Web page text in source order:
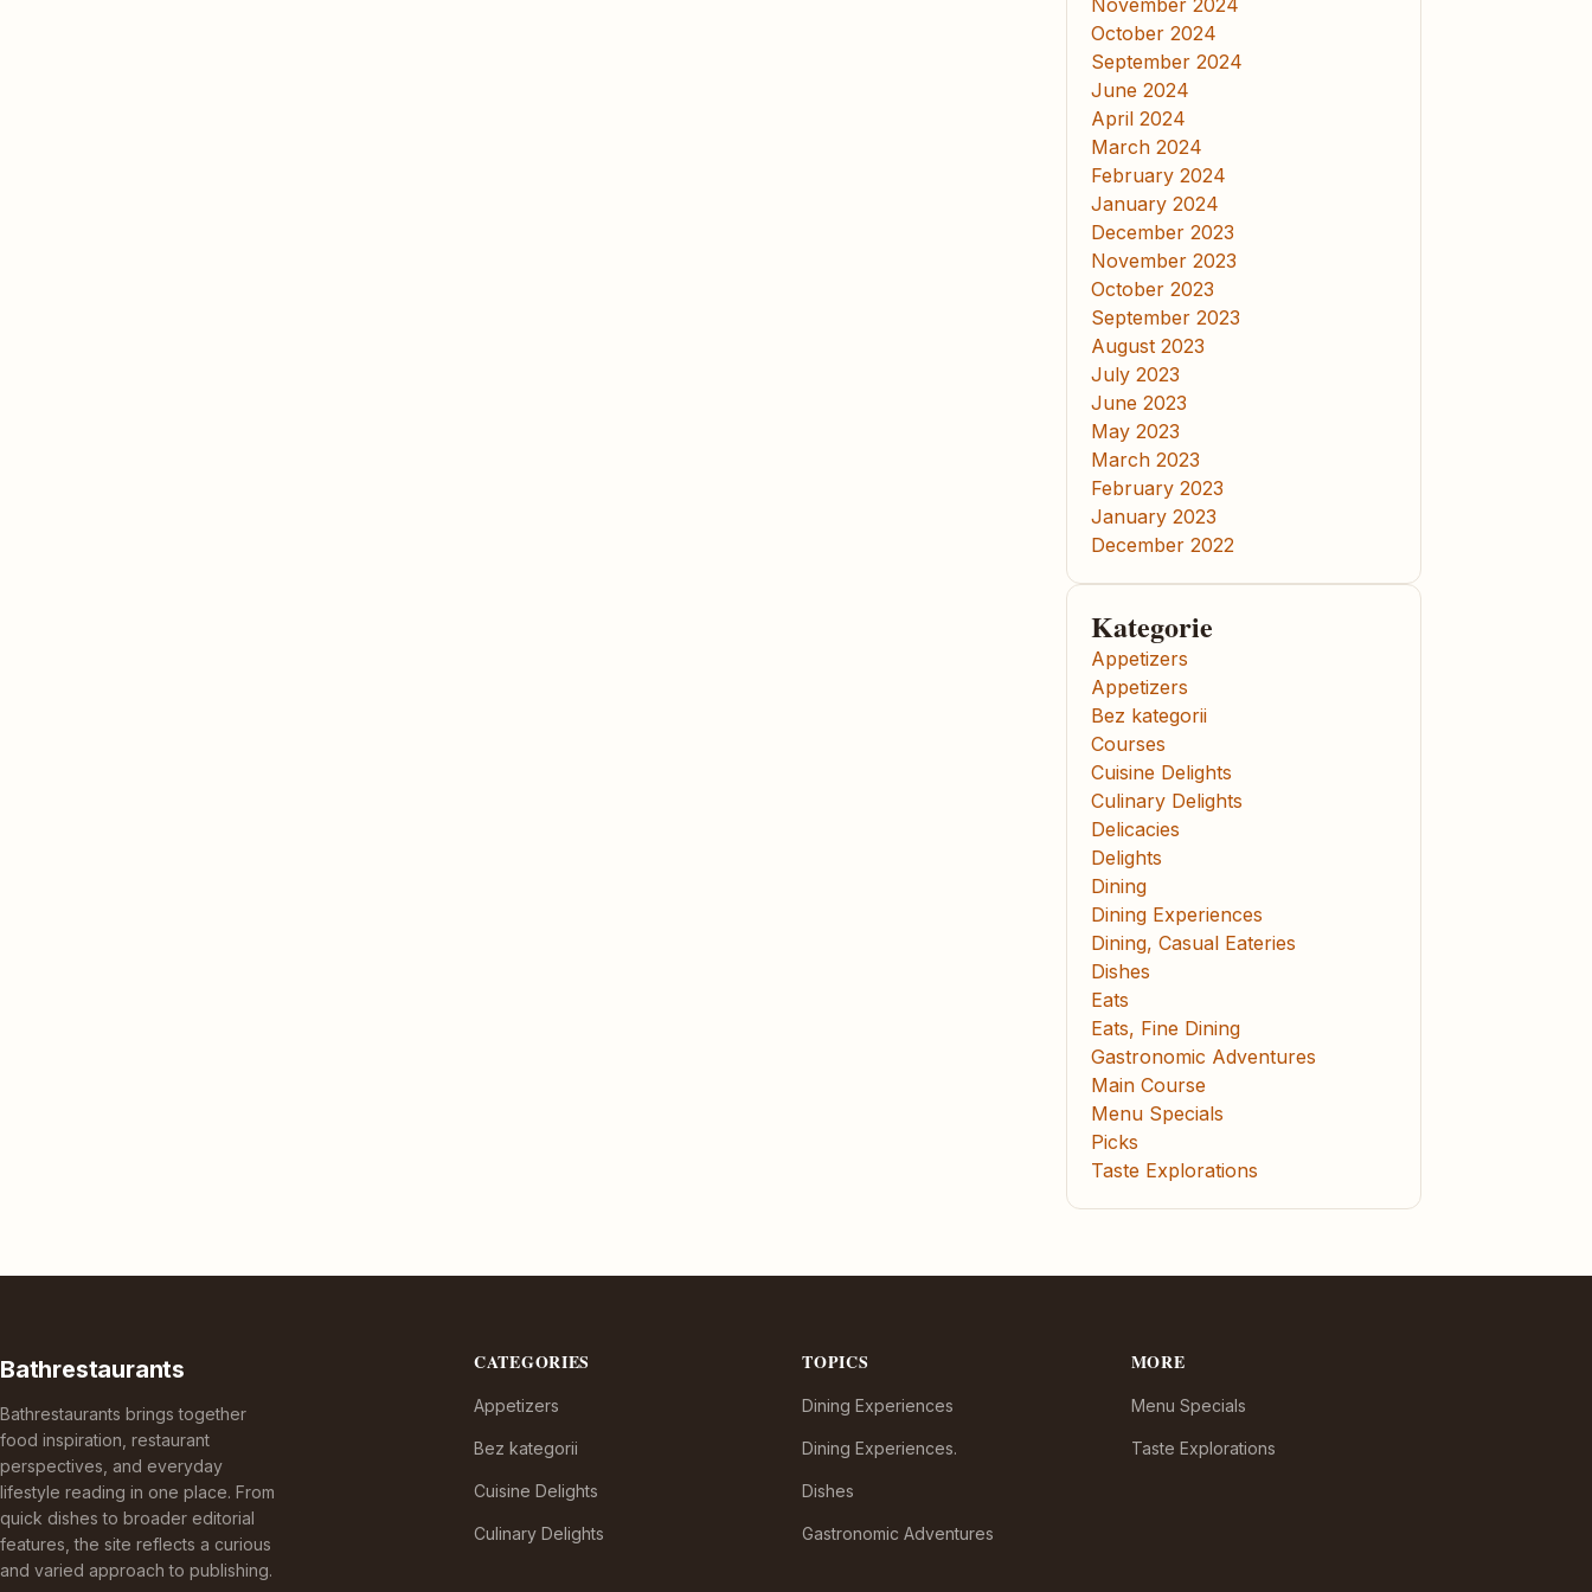
November 2024
October 2024
September 2024
June 2024
April 2024
March 2024
February 2024
January 2024
December 2023
November 2023
October 2023
September 2023
August 2023
July 2023
June 2023
May 2023
March 2023
February 2023
January 2023
December 2022
Kategorie
Appetizers
Appetizers
Bez kategorii
Courses
Cuisine Delights
Culinary Delights
Delicacies
Delights
Dining
Dining Experiences
Dining, Casual Eateries
Dishes
Eats
Eats, Fine Dining
Gastronomic Adventures
Main Course
Menu Specials
Picks
Taste Explorations
Bathrestaurants
Bathrestaurants brings together
food inspiration, restaurant
perspectives, and everyday
lifestyle reading in one place. From
quick dishes to broader editorial
features, the site reflects a curious
and varied approach to publishing.
CATEGORIES
Appetizers
Bez kategorii
Cuisine Delights
Culinary Delights
TOPICS
Dining Experiences
Dining Experiences.
Dishes
Gastronomic Adventures
MORE
Menu Specials
Taste Explorations